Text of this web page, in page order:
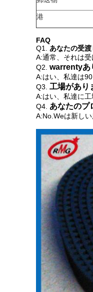
港
FAQ
Q1. あなたの受渡
A:通常、それは受
Q2. warrentyあ
A:はい、私達は
Q3. 工場があり
A:はい、私達に工
Q4. あなたのプ
A:No.Weは新し